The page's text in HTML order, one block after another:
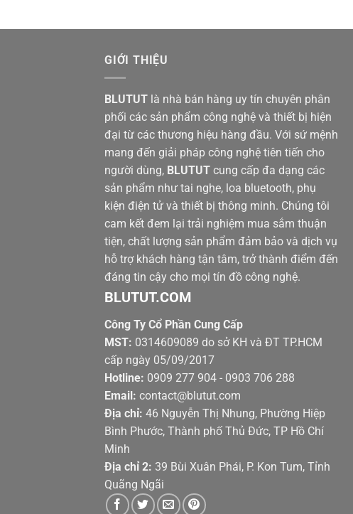
GIỚI THIỆU
BLUTUT là nhà bán hàng uy tín chuyên phân
phối các sản phẩm công nghệ và thiết bị hiện
đại từ các thương hiệu hàng đầu. Với sứ mệnh
mang đến giải pháp công nghệ tiên tiến cho
người dùng, BLUTUT cung cấp đa dạng các
sản phẩm như tai nghe, loa bluetooth, phụ
kiện điện tử và thiết bị thông minh. Chúng tôi
cam kết đem lại trải nghiệm mua sắm thuận
tiện, chất lượng sản phẩm đảm bảo và dịch vụ
hỗ trợ khách hàng tận tâm, trở thành điểm đến
đáng tin cậy cho mọi tín đồ công nghệ.
BLUTUT.COM
Công Ty Cổ Phần Cung Cấp
MST: 0314609089 do sở KH và ĐT TP.HCM
cấp ngày 05/09/2017
Hotline: 0909 277 904 - 0903 706 288
Email: contact@blutut.com
Địa chỉ: 46 Nguyễn Thị Nhung, Phường Hiệp
Bình Phước, Thành phố Thủ Đức, TP Hồ Chí
Minh
Địa chỉ 2: 39 Bùi Xuân Phái, P. Kon Tum, Tỉnh
Quãng Ngãi